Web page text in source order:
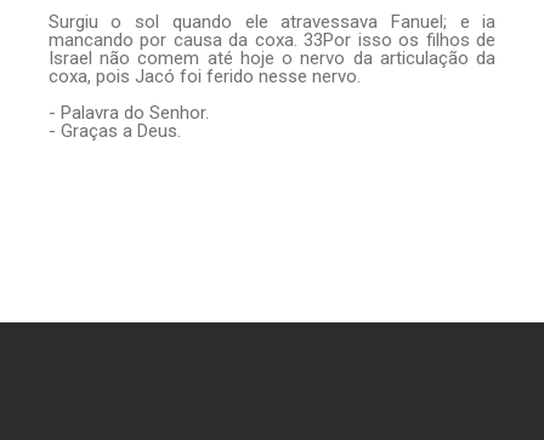
Surgiu o sol quando ele atravessava Fanuel; e ia
mancando por causa da coxa. 33Por isso os filhos de
Israel não comem até hoje o nervo da articulação da
coxa, pois Jacó foi ferido nesse nervo.
- Palavra do Senhor.
- Graças a Deus.